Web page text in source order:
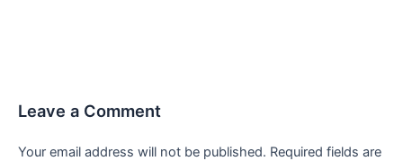
Leave a Comment
Your email address will not be published. Required fields are